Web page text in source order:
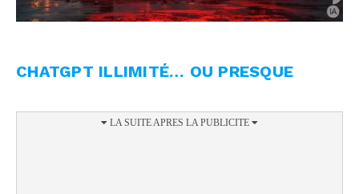
CHATGPT ILLIMITÉ… OU PRESQUE